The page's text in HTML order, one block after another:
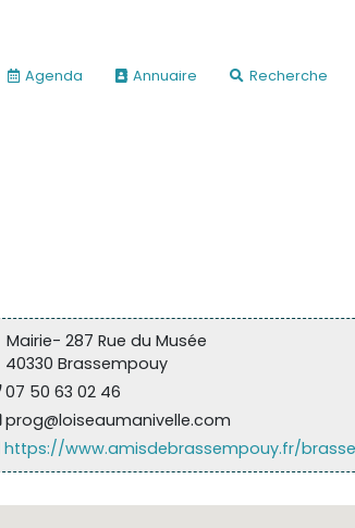
Agenda Annuaire Recherche
Mairie- 287 Rue du Musée
40330 Brassempouy
07 50 63 02 46
prog@loiseaumanivelle.com
https://www.amisdebrassempouy.fr/